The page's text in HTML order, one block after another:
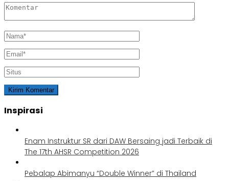
Inspirasi
Enam Instruktur SR dari DAW Bersaing jadi Terbaik di
The 17th AHSR Competition 2026
Pebalap Abimanyu “Double Winner” di Thailand